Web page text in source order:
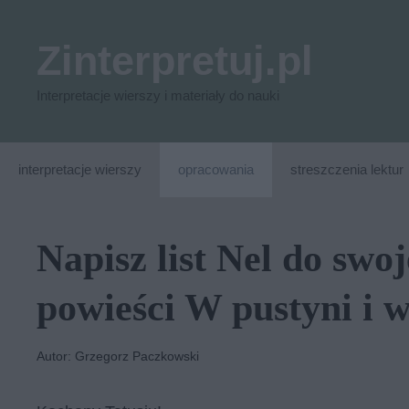
interpretacje wierszy opracowania streszczenia lektur
Napisz list Nel do
powieści W pustyni i
Autor: Grzegorz Paczkowski